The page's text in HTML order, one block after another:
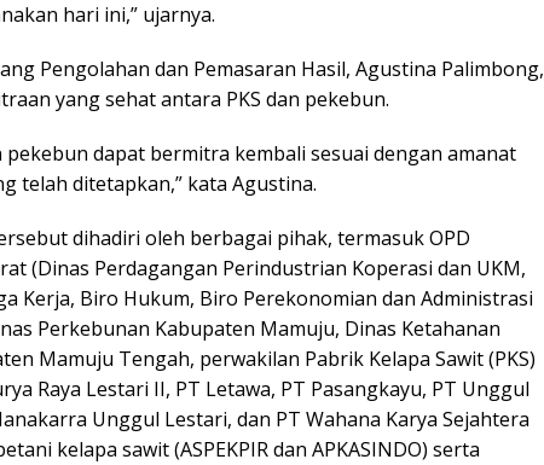
hari ini,” ujarnya.
Pengolahan dan Pemasaran Hasil, Agustina Palimbong,
yang sehat antara PKS dan pekebun.
pekebun dapat bermitra kembali sesuai dengan amanat
telah ditetapkan,” kata Agustina.
dihadiri oleh berbagai pihak, termasuk OPD
(Dinas Perdagangan Perindustrian Koperasi dan UKM,
Kerja, Biro Hukum, Biro Perekonomian dan Administrasi
Perkebunan Kabupaten Mamuju, Dinas Ketahanan
Mamuju Tengah, perwakilan Pabrik Kelapa Sawit (PKS)
Raya Lestari II, PT Letawa, PT Pasangkayu, PT Unggul
Unggul Lestari, dan PT Wahana Karya Sejahtera
kelapa sawit (ASPEKPIR dan APKASINDO) serta